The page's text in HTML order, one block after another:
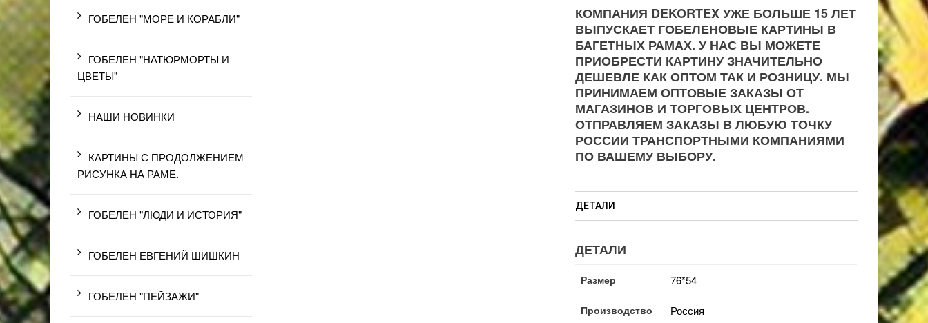
КОМПАНИЯ DEKORTEX УЖЕ БОЛЬШЕ 15 ЛЕТ
ВЫПУСКАЕТ ГОБЕЛЕНОВЫЕ КАРТИНЫ В
БАГЕТНЫХ РАМАХ. У НАС ВЫ МОЖЕТЕ
ПРИОБРЕСТИ КАРТИНУ ЗНАЧИТЕЛЬНО
ДЕШЕВЛЕ КАК ОПТОМ ТАК И РОЗНИЦУ. МЫ
ПРИНИМАЕМ ОПТОВЫЕ ЗАКАЗЫ ОТ
МАГАЗИНОВ И ТОРГОВЫХ ЦЕНТРОВ.
ОТПРАВЛЯЕМ ЗАКАЗЫ В ЛЮБУЮ ТОЧКУ
РОССИИ ТРАНСПОРТНЫМИ КОМПАНИЯМИ
ПО ВАШЕМУ ВЫБОРУ.
ДЕТАЛИ
ДЕТАЛИ
Размер 76*54
Производство Россия
ГОБЕЛЕН "МОРЕ И КОРАБЛИ"
ГОБЕЛЕН "НАТЮРМОРТЫ И
ЦВЕТЫ"
НАШИ НОВИНКИ
КАРТИНЫ С ПРОДОЛЖЕНИЕМ
РИСУНКА НА РАМЕ.
ГОБЕЛЕН "ЛЮДИ И ИСТОРИЯ"
ГОБЕЛЕН ЕВГЕНИЙ ШИШКИН
ГОБЕЛЕН "ПЕЙЗАЖИ"